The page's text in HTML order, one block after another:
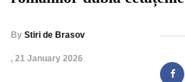
By Stiri de Brasov
, 21 January 2026